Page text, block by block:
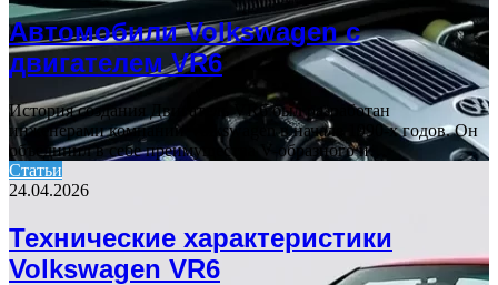
Автомобили Volkswagen с
двигателем VR6
История создания Двигатель VR6 был разработан
инженерами компании Volkswagen в начале 1990-х годов. Он
объединил в себе преимущества V-образного и…
Статьи
24.04.2026
Технические характеристики
Volkswagen VR6